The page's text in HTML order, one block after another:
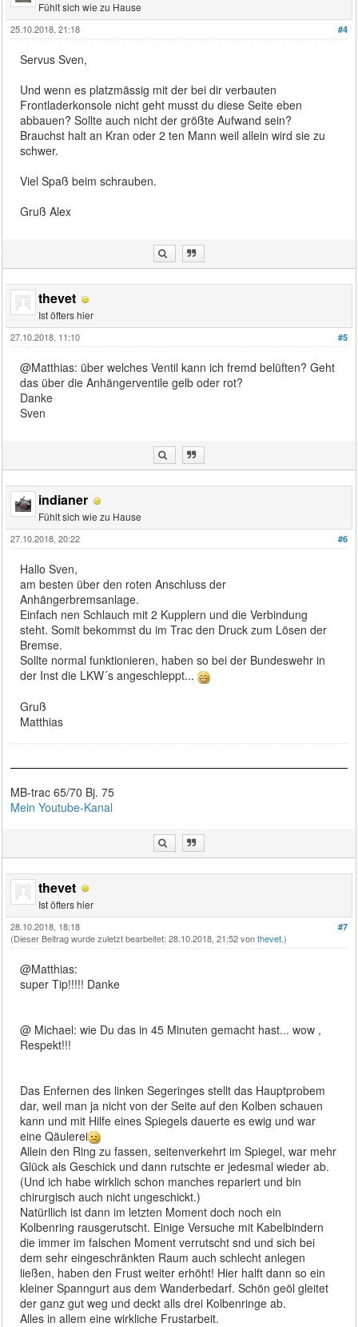
Fühlt sich wie zu Hause
#4
25.10.2018, 21:18
Servus Sven,
Und wenn es platzmässig mit der bei dir verbauten
Frontladerkonsole nicht geht musst du diese Seite eben
abbauen? Sollte auch nicht der größte Aufwand sein?
Brauchst halt an Kran oder 2 ten Mann weil allein wird sie zu
schwer.
Viel Spaß beim schrauben.
Gruß Alex
thevet
Ist öfters hier
#5
27.10.2018, 11:10
@Matthias: über welches Ventil kann ich fremd belüften? Geht
das über die Anhängerventile gelb oder rot?
Danke
Sven
indianer
Fühlt sich wie zu Hause
#6
27.10.2018, 20:22
Hallo Sven,
am besten über den roten Anschluss der
Anhängerbremsanlage.
Einfach nen Schlauch mit 2 Kupplern und die Verbindung
steht. Somit bekommst du im Trac den Druck zum Lösen der
Bremse.
Sollte normal funktionieren, haben so bei der Bundeswehr in
der Inst die LKW´s angeschleppt...
Gruß
Matthias
MB-trac 65/70 Bj. 75
Mein Youtube-Kanal
thevet
Ist öfters hier
#7
28.10.2018, 18:18
(Dieser Beitrag wurde zuletzt bearbeitet: 28.10.2018, 21:52 vonthevet.)
@Matthias:
super Tip!!!!! Danke
@ Michael: wie Du das in 45 Minuten gemacht hast... wow ,
Respekt!!!
Das Enfernen des linken Segeringes stellt das Hauptprobem
dar, weil man ja nicht von der Seite auf den Kolben schauen
kann und mit Hilfe eines Spiegels dauerte es ewig und war
eine Qäulerei
Allein den Ring zu fassen, seitenverkehrt im Spiegel, war mehr
Glück als Geschick und dann rutschte er jedesmal wieder ab.
(Und ich habe wirklich schon manches repariert und bin
chirurgisch auch nicht ungeschickt.)
Natürllich ist dann im letzten Moment doch noch ein
Kolbenring rausgerutscht. Einige Versuche mit Kabelbindern
die immer im falschen Moment verrutscht snd und sich bei
dem sehr eingeschränkten Raum auch schlecht anlegen
ließen, haben den Frust weiter erhöht! Hier halft dann so ein
kleiner Spanngurt aus dem Wanderbedarf. Schön geöl gleitet
der ganz gut weg und deckt alls drei Kolbenringe ab.
Alles in allem eine wirkliche Frustarbeit.